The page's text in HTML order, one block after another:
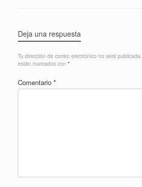
Deja una respuesta
Tu dirección de correo electrónico no será publicada.
están marcados con *
Comentario *